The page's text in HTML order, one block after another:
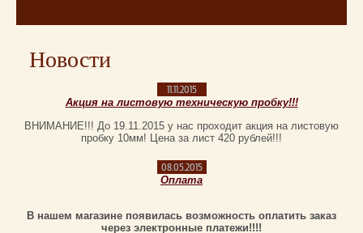
Новости
11.11.2015
Акция на листовую техническую пробку!!!
ВНИМАНИЕ!!! До 19.11.2015 у нас проходит акция на листовую
пробку 10мм! Цена за лист 420 рублей!!!
08.05.2015
Оплата
В нашем магазине появилась возможность оплатить заказ
через электронные платежи!!!!